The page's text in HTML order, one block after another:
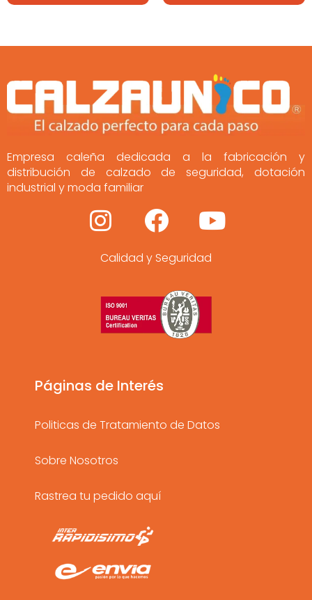
Empresa caleña dedicada a la fabricación y
distribución de calzado de seguridad, dotación
industrial y moda familiar
I
n
s
t
a
g
a
m
F
a
c
e
b
o
k
Y
o
u
t
b
Calidad y Seguridad
Páginas de Interés
Politicas de Tratamiento de Datos
Sobre Nosotros
Rastrea tu pedido aquí